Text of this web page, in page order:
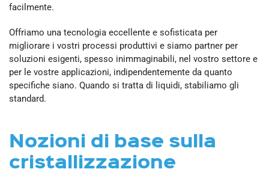
facilmente.
Offriamo una tecnologia eccellente e sofisticata per
migliorare i vostri processi produttivi e siamo partner per
soluzioni esigenti, spesso inimmaginabili, nel vostro settore e
per le vostre applicazioni, indipendentemente da quanto
specifiche siano. Quando si tratta di liquidi, stabiliamo gli
standard.
Nozioni di base sulla
cristallizzazione